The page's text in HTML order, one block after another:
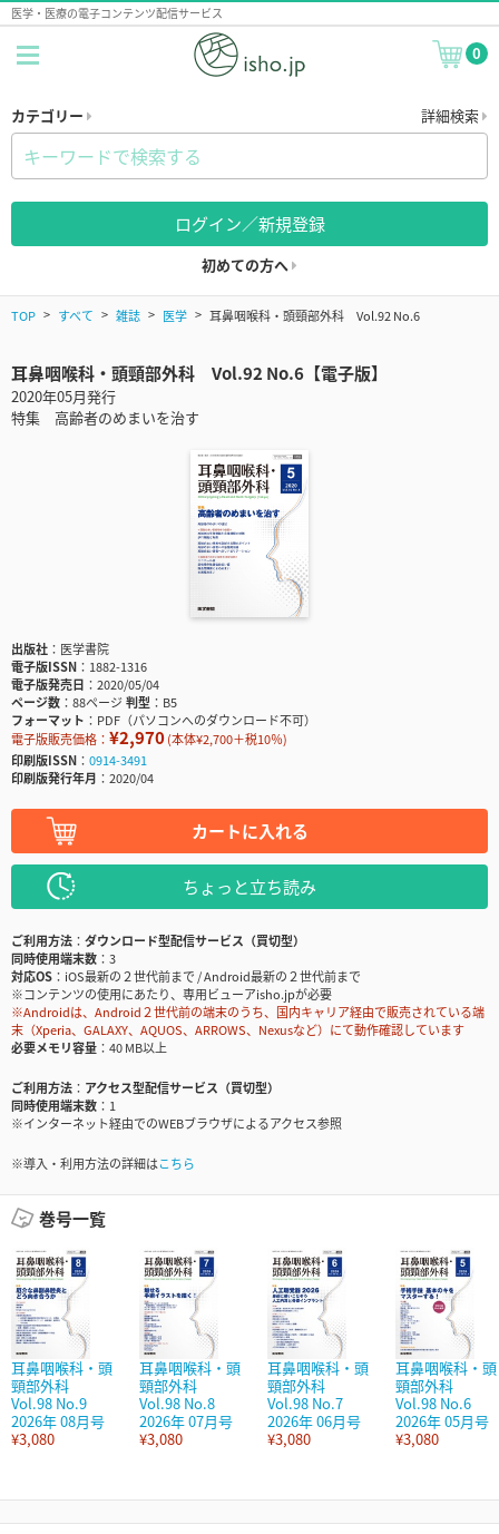
医学・医療の電子コンテンツ配信サービス
0
カテゴリー 詳細検索
ログイン／新規登録
初めての方へ
TOP すべて 雑誌 医学 耳鼻咽喉科・頭頸部外科 Vol.92 No.6
耳鼻咽喉科・頭頸部外科 Vol.92 No.6【電子版】
2020年05月発行
特集 高齢者のめまいを治す
出版社
医学書院
電子版ISSN
1882-1316
電子版発売日
2020/05/04
ページ数
88ページ判型
B5
フォーマット
PDF（パソコンへのダウンロード不可）
電子版販売価格： ¥2,970(本体¥2,700＋税10％)
印刷版ISSN
0914-3491
印刷版発行年月
2020/04
カートに入れる
ちょっと立ち読み
ご利用方法
ダウンロード型配信サービス（買切型）
同時使用端末数
3
対応OS
iOS最新の２世代前まで / Android最新の２世代前まで
※コンテンツの使用にあたり、専用ビューアisho.jpが必要
※Androidは、Android２世代前の端末のうち、国内キャリア経由で販売されている端
末（Xperia、GALAXY、AQUOS、ARROWS、Nexusなど）にて動作確認しています
必要メモリ容量
40 MB以上
ご利用方法
アクセス型配信サービス（買切型）
同時使用端末数
1
※インターネット経由でのWEBブラウザによるアクセス参照
※導入・利用方法の詳細はこちら
巻号一覧
耳鼻咽喉科・頭
頸部外科
Vol.98 No.9
2026年 08月号
¥3,080
耳鼻咽喉科・頭
頸部外科
Vol.98 No.8
2026年 07月号
¥3,080
耳鼻咽喉科・頭
頸部外科
Vol.98 No.7
2026年 06月号
¥3,080
耳鼻咽喉科・頭
頸部外科
Vol.98 No.6
2026年 05月号
¥3,080